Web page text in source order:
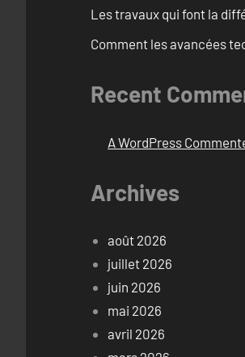
Les travaux qui font la
Comment les avancées
Recent
A WordPress
Archives
août 2026
juillet 2026
juin 2026
mai 2026
avril 2026